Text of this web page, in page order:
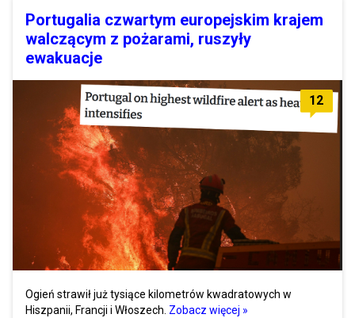
Portugalia czwartym europejskim krajem
walczącym z pożarami, ruszyły
ewakuacje
12
Ogień strawił już tysiące kilometrów kwadratowych w
Hiszpanii, Francji i Włoszech. Zobacz więcej »